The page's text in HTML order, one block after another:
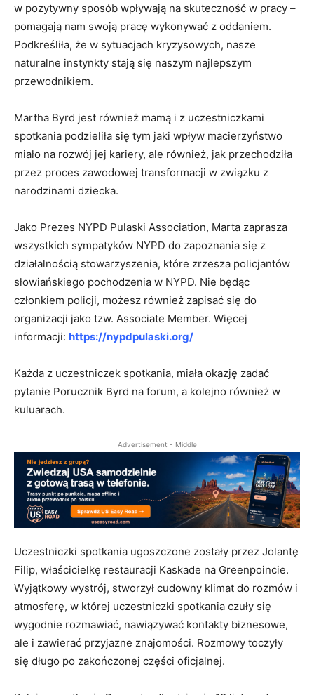
w pozytywny sposób wpływają na skuteczność w pracy –
pomagają nam swoją pracę wykonywać z oddaniem.
Podkreśliła, że w sytuacjach kryzysowych, nasze
naturalne instynkty stają się naszym najlepszym
przewodnikiem.
Martha Byrd jest również mamą i z uczestniczkami
spotkania podzieliła się tym jaki wpływ macierzyństwo
miało na rozwój jej kariery, ale również, jak przechodziła
przez proces zawodowej transformacji w związku z
narodzinami dziecka.
Jako Prezes NYPD Pulaski Association, Marta zaprasza
wszystkich sympatyków NYPD do zapoznania się z
działalnością stowarzyszenia, które zrzesza policjantów
słowiańskiego pochodzenia w NYPD. Nie będąc
członkiem policji, możesz również zapisać się do
organizacji jako tzw. Associate Member. Więcej
informacji: https://nypdpulaski.org/
Każda z uczestniczek spotkania, miała okazję zadać
pytanie Porucznik Byrd na forum, a kolejno również w
kuluarach.
Advertisement - Middle
Uczestniczki spotkania ugoszczone zostały przez Jolantę
Filip, właścicielkę restauracji Kaskade na Greenpoincie.
Wyjątkowy wystrój, stworzył cudowny klimat do rozmów i
atmosferę, w której uczestniczki spotkania czuły się
wygodnie rozmawiać, nawiązywać kontakty biznesowe,
ale i zawierać przyjazne znajomości. Rozmowy toczyły
się długo po zakończonej części oficjalnej.